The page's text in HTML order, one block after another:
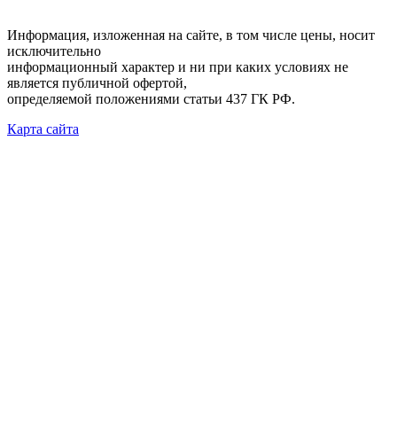
Информация, изложенная на сайте, в том числе цены, носит
исключительно
информационный характер и ни при каких условиях не
является публичной офертой,
определяемой положениями статьи 437 ГК РФ.
Карта сайта